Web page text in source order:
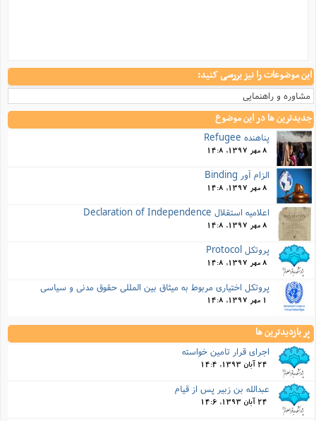
این موضوعات را نیز بررسی کنید:
مشاوره و راهنمایی
جدیدترین ها در این موضوع
پناهنده Refugee
8 مهر 1397, 14:8
الزام آور Binding
8 مهر 1397, 14:8
اعلامیه استقلال Declaration of Independence
8 مهر 1397, 14:8
پروتکل Protocol
8 مهر 1397, 14:8
پروتکل اختیاری مربوط به میثاق بین المللی حقوق مدنی و سیاسی
پر بازدیدترین ها
اجرای قرار تامین خواسته
24 آبان 1393, 14:4
عبدالله بن زبیر پس از قیام
24 آبان 1393, 14:6